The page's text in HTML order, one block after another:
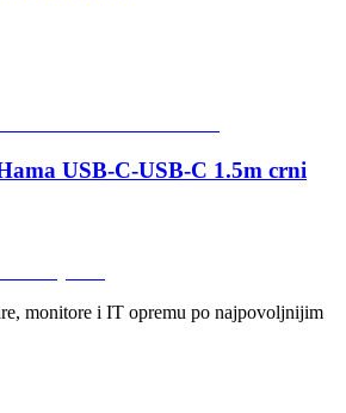
USB-C-USB-C 1.5m crni
monitore i IT opremu po najpovoljnijim